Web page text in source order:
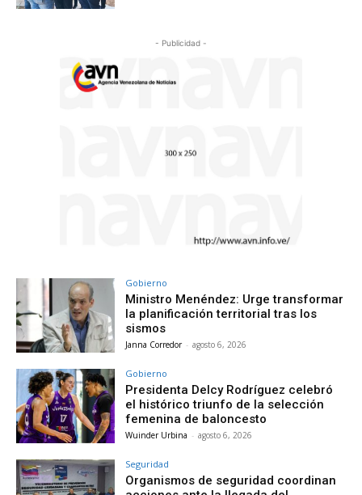
- Publicidad -
Gobierno
Ministro Menéndez: Urge transformar
la planificación territorial tras los
sismos
Janna Corredor - agosto 6, 2026
Gobierno
Presidenta Delcy Rodríguez celebró
el histórico triunfo de la selección
femenina de baloncesto
Wuinder Urbina - agosto 6, 2026
Seguridad
Organismos de seguridad coordinan